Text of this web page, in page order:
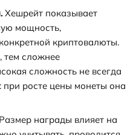
Хешрейт показывает
мощность,
криптовалюты.
тем сложнее
сложность не всегда
росте цены монеты она
Размер награды влияет на